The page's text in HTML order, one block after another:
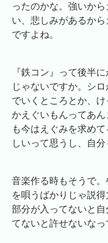
ったのかな。強いか
い、悲しみがあるか
ですよね。
『鉄コン』って後半
じゃないですか。シ
でいくところとか、
かえぐいもんってあ
も今はえぐみを求め
しいって思うし、自
音楽作る時もそうで
を唄うばかりじゃ説
部分が入ってないと
てないと許せないなっ